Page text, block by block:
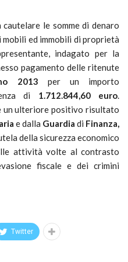
le somme di denaro
ed immobili di proprietà
indagato per la
pagamento delle ritenute
2013 per un importo
di 1.712.844,60 euro.
un ulteriore positivo risultato
e dalla Guardia di Finanza,
della sicurezza economico
attività volte al contrasto
fiscale e dei crimini
Twitter